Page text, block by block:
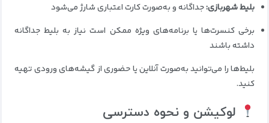
بلیط شهربازی:جداگانه و به‌صورت کارت اعتباری شارژ می‌شود
برخی کنسرت‌ها یا برنامه‌های ویژه ممکن است نیاز به بلیط جداگانه
داشته باشند
بلیط‌ها را می‌توانید به‌صورت آنلاین یا حضوری از گیشه‌های ورودی تهیه
کنید.
لوکیشن و نحوه دسترسی